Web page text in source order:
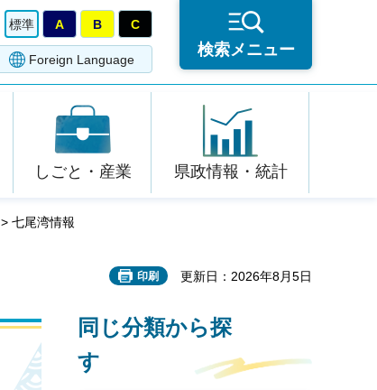
標準 A B C
Foreign Language
検索メニュー
しごと・産業 県政情報・統計
> 七尾湾情報
印刷 更新日：2026年8月5日
同じ分類から探
す